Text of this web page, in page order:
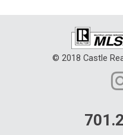
© 2018 Castle